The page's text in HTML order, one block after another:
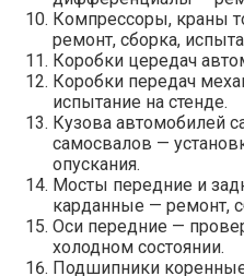
Компрессоры, краны
ремонт, сборка,
Коробки цередач
Коробки передач
испытание на стенде.
Кузова автомобилей
самосвалов —
опускания.
Мосты передние и
карданные — ремонт,
Оси передние —
холодном состоянии.
Подшипники